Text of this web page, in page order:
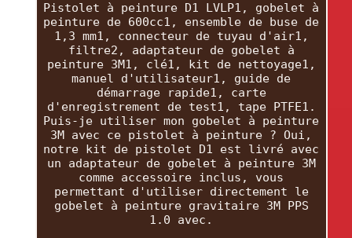
Pistolet à peinture D1 LVLP1, gobelet à
peinture de 600cc1, ensemble de buse de
1,3 mm1, connecteur de tuyau d'air1,
filtre2, adaptateur de gobelet à
peinture 3M1, clé1, kit de nettoyage1,
manuel d'utilisateur1, guide de
démarrage rapide1, carte
d'enregistrement de test1, tape PTFE1.
Puis-je utiliser mon gobelet à peinture
3M avec ce pistolet à peinture ? Oui,
notre kit de pistolet D1 est livré avec
un adaptateur de gobelet à peinture 3M
comme accessoire inclus, vous
permettant d'utiliser directement le
gobelet à peinture gravitaire 3M PPS
1.0 avec.